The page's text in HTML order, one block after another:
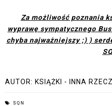
Za możliwość poznania
wyprawę sympatycznego
chyba najważniejszy ;) )
AUTOR: KSIĄŻKI - INNA
SQN